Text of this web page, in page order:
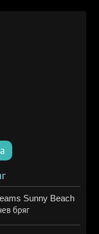
Sunny Beach
бряг